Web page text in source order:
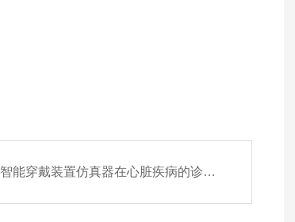
智能穿戴装置仿真器在心脏疾病的诊断和治疗中的应用